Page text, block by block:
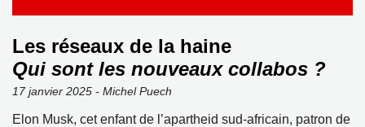
Les réseaux de la haine
Qui sont les nouveaux collabos ?
17 janvier 2025 - Michel Puech
Elon Musk, cet enfant de l’apartheid sud-africain, patron de